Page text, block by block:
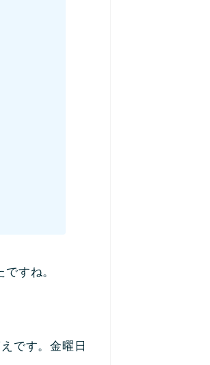
すね。
です。金曜日